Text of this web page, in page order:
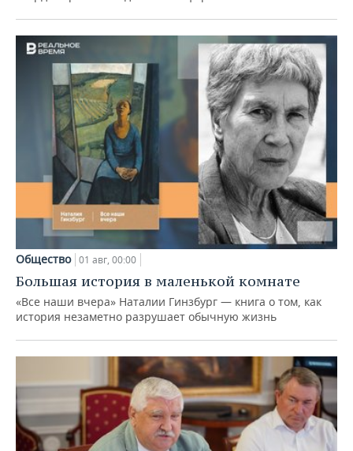
Общество 01 авг, 00:00
Большая история в маленькой комнате
«Все наши вчера» Наталии Гинзбург — книга о том, как
история незаметно разрушает обычную жизнь